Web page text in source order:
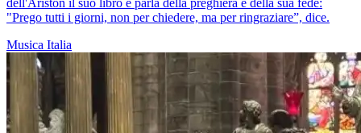
dell'Ariston il suo libro e parla della preghiera e della sua fede:
"Prego tutti i giorni, non per chiedere, ma per ringraziare”, dice.
Musica Italia